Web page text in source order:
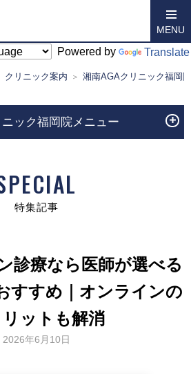
Powered by Translate
MENU
クリニック案内 湘南AGAクリニック福岡院
ック福岡院メニュー
特集記事
診療なら医師が選べる
すすめ｜オンラインの
ットも解消
2026年6月10日